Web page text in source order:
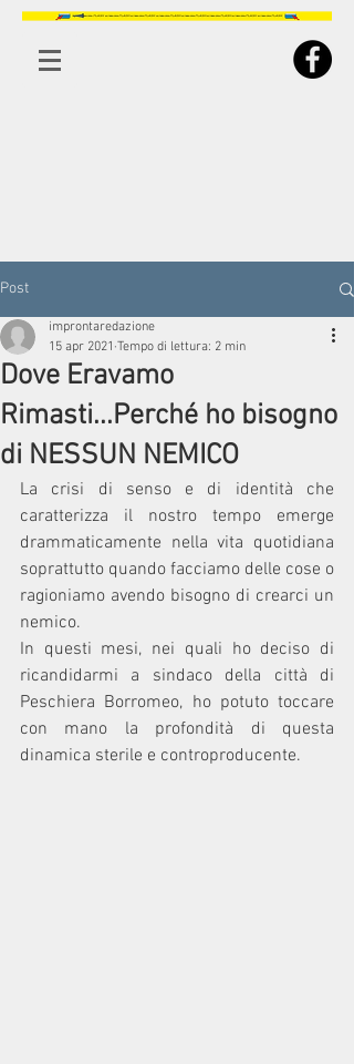
Post
Dove Eravamo
Rimasti...Perché ho bisogno
di NESSUN NEMICO
improntaredazione
15 apr 2021 Tempo di lettura: 2 min
La crisi di senso e di identità che
caratterizza il nostro tempo emerge
drammaticamente nella vita quotidiana
soprattutto quando facciamo delle cose o
ragioniamo avendo bisogno di crearci un
nemico.
In questi mesi, nei quali ho deciso di
ricandidarmi a sindaco della città di
Peschiera Borromeo, ho potuto toccare
con mano la profondità di questa
dinamica sterile e controproducente.